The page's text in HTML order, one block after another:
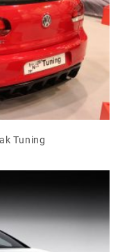
Tuning